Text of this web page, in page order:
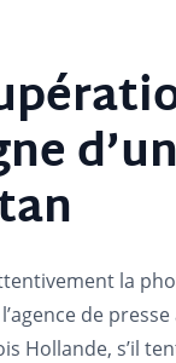
d’un
la
de
Hollande, s’il